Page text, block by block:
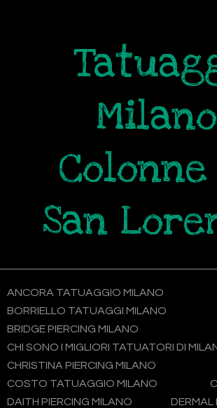
Milano
San
ANCORA TATUAGGIO MILANO
BORRIELLO TATUAGGI MILANO
BRIDGE PIERCING MILANO
CHI SONO I MIGLIORI TATUATORI DI
CHRISTINA PIERCING MILANO
COSTO TATUAGGIO MILANO
DAITH PIERCING MILANO
DERMAL